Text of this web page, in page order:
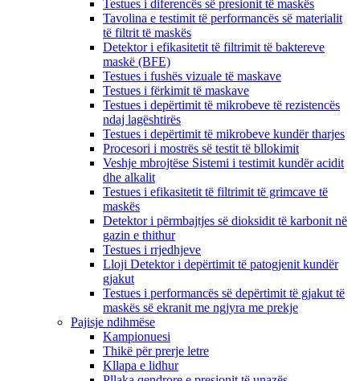
Testues i diferencës së presionit të maskës
Tavolina e testimit të performancës së materialit
të filtrit të maskës
Detektor i efikasitetit të filtrimit të baktereve
maskë (BFE)
Testues i fushës vizuale të maskave
Testues i fërkimit të maskave
Testues i depërtimit të mikrobeve të rezistencës
ndaj lagështirës
Testues i depërtimit të mikrobeve kundër tharjes
Procesori i mostrës së testit të bllokimit
Veshje mbrojtëse Sistemi i testimit kundër acidit
dhe alkalit
Testues i efikasitetit të filtrimit të grimcave të
maskës
Detektor i përmbajtjes së dioksidit të karbonit në
gazin e thithur
Testues i rrjedhjeve
Lloji Detektor i depërtimit të patogjenit kundër
gjakut
Testues i performancës së depërtimit të gjakut të
maskës së ekranit me ngjyra me prekje
Pajisje ndihmëse
Kampionuesi
Thikë për prerje letre
Kllapa e lidhur